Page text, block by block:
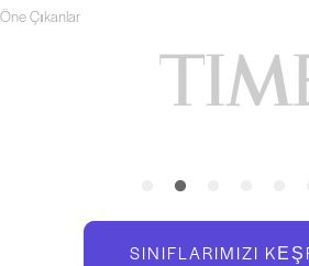
Öne Çıkanlar
SINIFLARIMIZI